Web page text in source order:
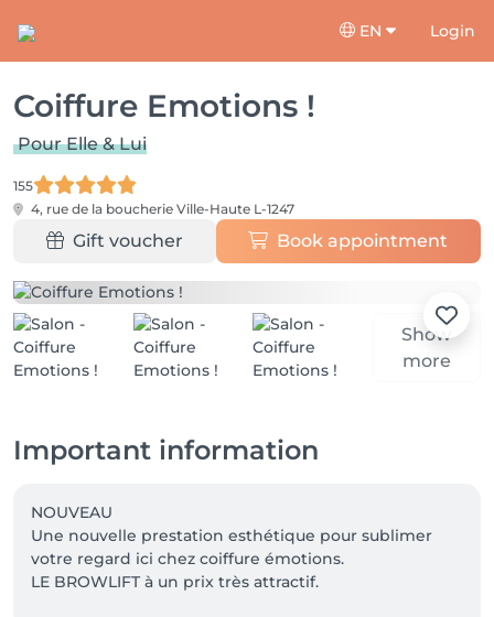
EN Login
Coiffure Emotions !
Pour Elle & Lui
155
4, rue de la boucherie Ville-Haute L-1247
Gift voucher Book appointment
Show
more
Important information
NOUVEAU
Une nouvelle prestation esthétique pour sublimer
votre regard ici chez coiffure émotions.
LE BROWLIFT à un prix très attractif.